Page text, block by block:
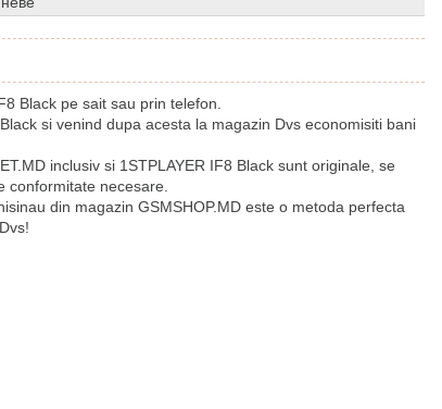
Black pe sait sau prin telefon.
si venind dupa acesta la magazin Dvs economisiti bani
inclusiv si 1STPLAYER IF8 Black sunt originale, se
conformitate necesare.
din magazin GSMSHOP.MD este o metoda perfecta